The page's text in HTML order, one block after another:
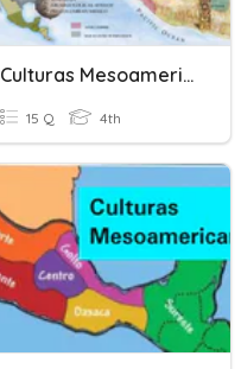
Culturas Mesoamericanas
15 Q 4th